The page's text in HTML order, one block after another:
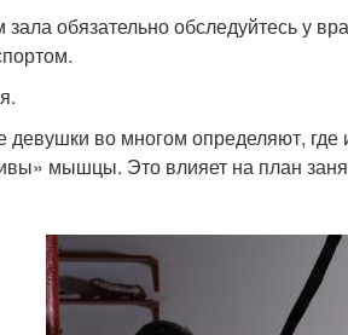
обязательно обследуйтесь у
во многом определяют,
мышцы. Это влияет на план